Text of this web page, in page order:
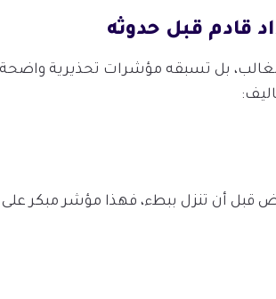
قادم قبل حدوثه
بل تسبقه مؤشرات تحذيرية واضحة
قبل أن تنزل ببطء، فهذا مؤشر مبكر